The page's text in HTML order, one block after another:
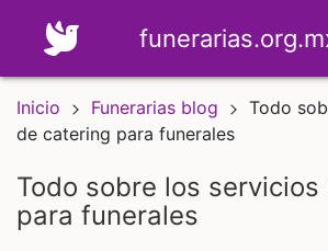
Inicio Funerarias blog
Todo
de catering para funerales
todo sobre los servicios de catering
para funerales